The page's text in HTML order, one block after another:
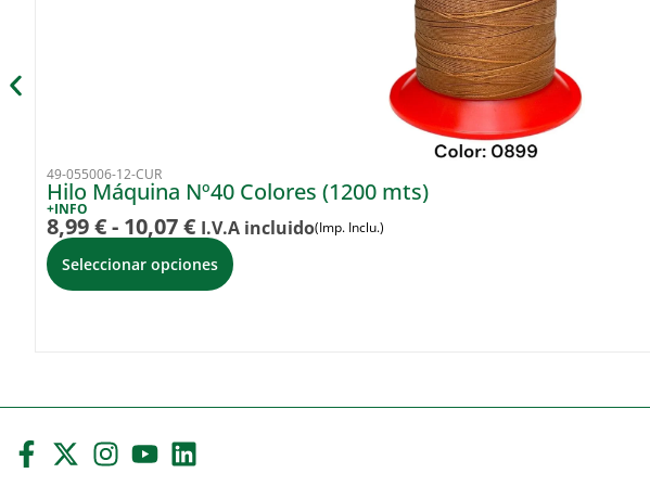
49-055006-12-CUR
Hilo Máquina Nº40 Colores (1200 mts)
+INFO
8,99€- 10,07€ I.V.A incluido(Imp. Inclu.)
Seleccionar opciones